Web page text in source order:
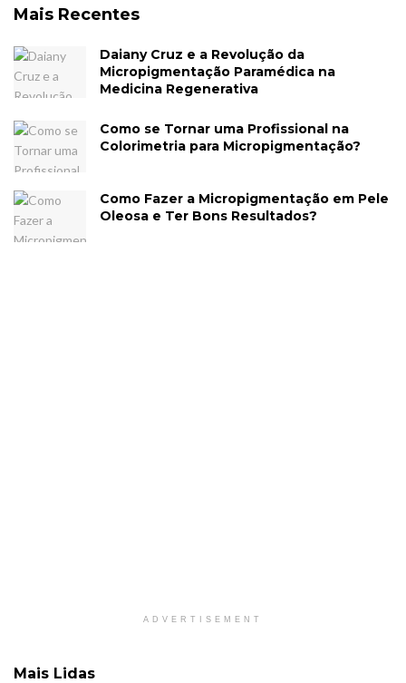
Mais Recentes
Daiany Cruz e a Revolução da
Micropigmentação Paramédica na
Medicina Regenerativa
Como se Tornar uma Profissional na
Colorimetria para Micropigmentação?
Como Fazer a Micropigmentação em Pele
Oleosa e Ter Bons Resultados?
ADVERTISEMENT
Mais Lidas